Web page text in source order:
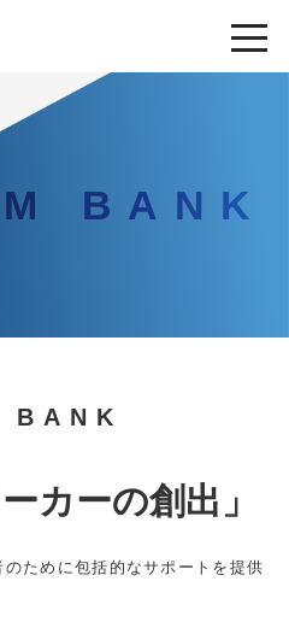
BANK
BANK
カーの創出」
ために包括的なサポートを提供